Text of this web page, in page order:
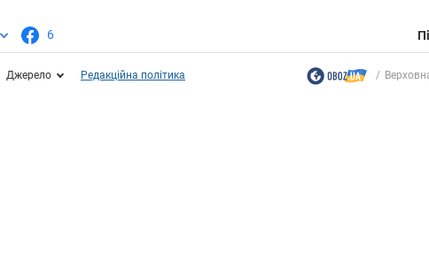
6
Джерело Редакційна політика